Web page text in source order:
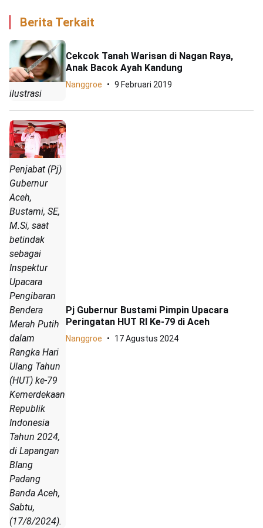
Berita Terkait
ilustrasi
Cekcok Tanah Warisan di Nagan Raya,
Anak Bacok Ayah Kandung
Nanggroe 9 Februari 2019
Penjabat (Pj)
Gubernur
Aceh,
Bustami, SE,
M.Si, saat
betindak
sebagai
Inspektur
Upacara
Pengibaran
Bendera
Merah Putih
dalam
Rangka Hari
Ulang Tahun
(HUT) ke-79
Kemerdekaan
Republik
Indonesia
Tahun 2024,
di Lapangan
Blang
Padang
Banda Aceh,
Sabtu,
(17/8/2024).
Pj Gubernur Bustami Pimpin Upacara
Peringatan HUT RI Ke-79 di Aceh
Nanggroe 17 Agustus 2024